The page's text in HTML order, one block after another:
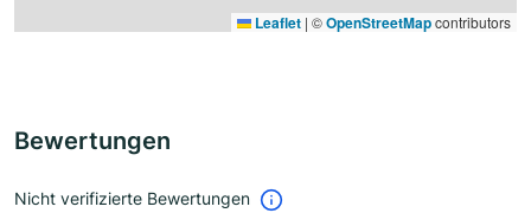
Leaflet | ©OpenStreetMapcontributors
Bewertungen
Nicht verifizierte Bewertungen